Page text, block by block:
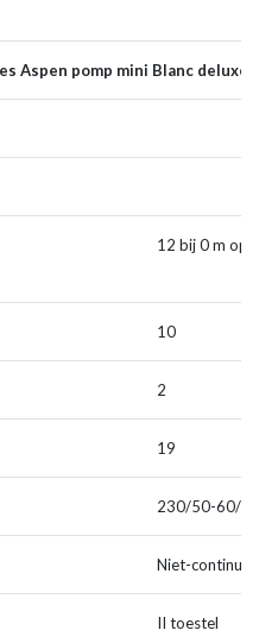
Aspen pomp mini Blanc deluxe
12 bij 0
10
2
19
230/50-60/
Niet-continu
II toestel